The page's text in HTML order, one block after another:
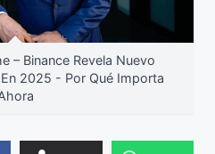
– Binance Revela Nuevo
2025 - Por Qué Importa